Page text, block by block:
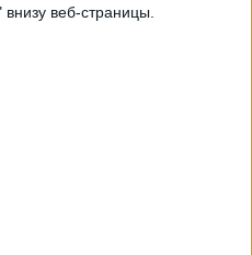
веб-страницы.